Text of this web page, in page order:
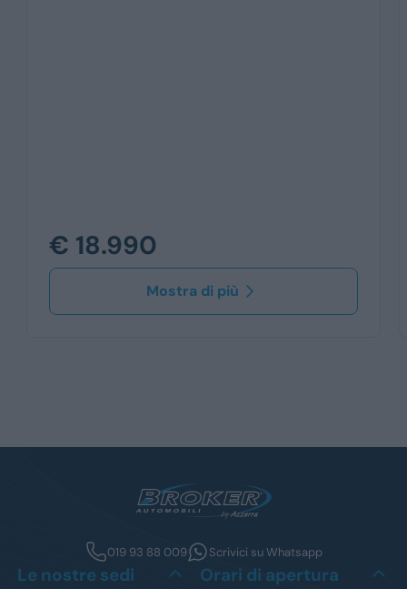
€ 18.990
Mostra di più
019 93 88 009 Scrivici su Whatsapp
Le nostre sedi Orari di apertura